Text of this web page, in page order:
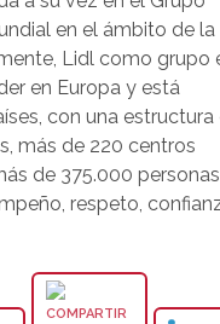
en el ámbito de la
Lidl como grupo
en Europa y está
con una estructura
más de 220 centros
de 375.000
respeto,